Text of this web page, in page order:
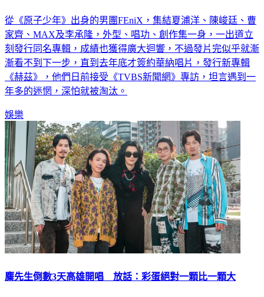
從《原子少年》出身的男團FEniX，集結夏浦洋、陳峻廷、曹
家齊、MAX及李承隆，外型、唱功、創作集一身，一出道立
刻發行同名專輯，成績也獲得廣大迴響，不過發片完似乎就漸
漸看不到下一步，直到去年底才簽約華納唱片，發行新專輯
《赫茲》，他們日前接受《TVBS新聞網》專訪，坦言遇到一
年多的迷惘，深怕就被淘汰。
娛樂
麋先生倒數3天高雄開唱 放話：彩蛋絕對一顆比一顆大